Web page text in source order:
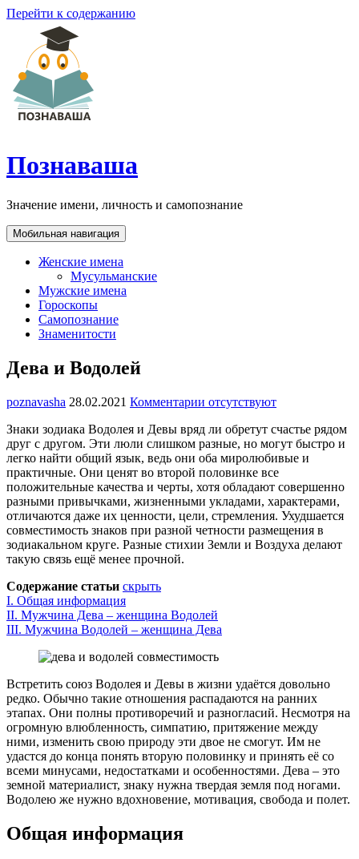
Перейти к содержанию
Познаваша
Значение имени, личность и самопознание
Мобильная навигация
Женские имена
Мусульманские
Мужские имена
Гороскопы
Самопознание
Знаменитости
Дева и Водолей
poznavasha 28.02.2021 Комментарии отсутствуют
Знаки зодиака Водолея и Девы вряд ли обретут счастье рядом
друг с другом. Эти люли слишком разные, но могут быстро и
легко найти общий язык, ведь они оба миролюбивые и
практичные. Они ценят во второй половинке все
положительные качества и черты, хотя обладают совершенно
разными привычками, жизненными укладами, характерами,
отличаются даже их ценности, цели, стремления. Ухудшается
совместимость знаков при разной четности размещения в
зодиакальном круге. Разные стихии Земли и Воздуха делают
такую связь ещё менее прочной.
Содержание статьи скрыть
I. Общая информация
II. Мужчина Дева – женщина Водолей
III. Мужчина Водолей – женщина Дева
Встретить союз Водолея и Девы в жизни удаётся довольно
редко. Обычно такие отношения распадаются на ранних
этапах. Они полны противоречий и разногласий. Несмотря на
огромную влюбленность, симпатию, притяжение между
ними, изменить свою природу эти двое не смогут. Им не
удастся до конца понять вторую половинку и принять её со
всеми минусами, недостатками и особенностями. Дева – это
земной материалист, знаку нужна твердая земля под ногами.
Водолею же нужно вдохновение, мотивация, свобода и полет.
Общая информация